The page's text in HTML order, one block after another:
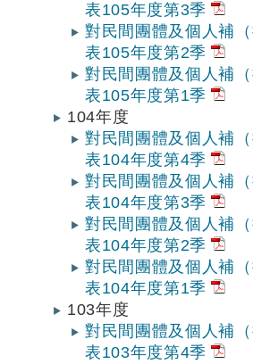
表105年度第3季
對民間團體及個人補
表105年度第2季
對民間團體及個人補
表105年度第1季
104年度
對民間團體及個人補
表104年度第4季
對民間團體及個人補
表104年度第3季
對民間團體及個人補
表104年度第2季
對民間團體及個人補
表104年度第1季
103年度
對民間團體及個人補
表103年度第4季